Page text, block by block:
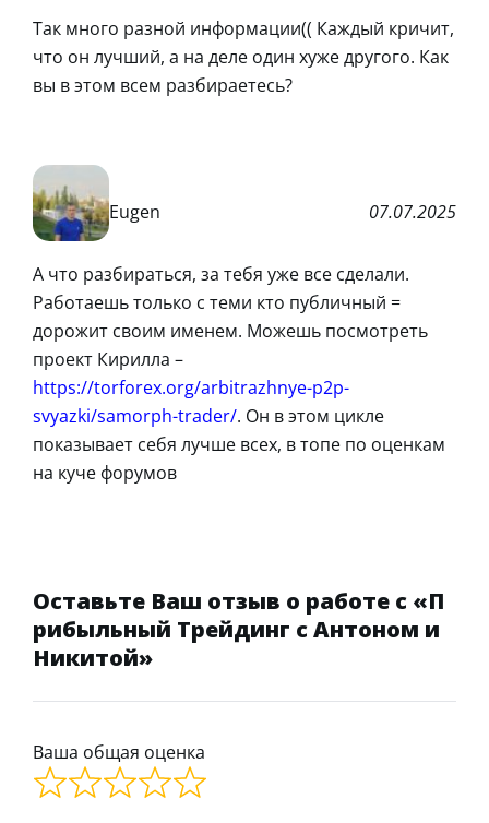
Так много разной информации(( Каждый кричит,
что он лучший, а на деле один хуже другого. Как
вы в этом всем разбираетесь?
Eugen 07.07.2025
А что разбираться, за тебя уже все сделали.
Работаешь только с теми кто публичный =
дорожит своим именем. Можешь посмотреть
проект Кирилла –
https://torforex.org/arbitrazhnye-p2p-
svyazki/samorph-trader/. Он в этом цикле
показывает себя лучше всех, в топе по оценкам
на куче форумов
Оставьте Ваш отзыв о работе с «П
рибыльный Трейдинг с Антоном и
Никитой»
Ваша общая оценка